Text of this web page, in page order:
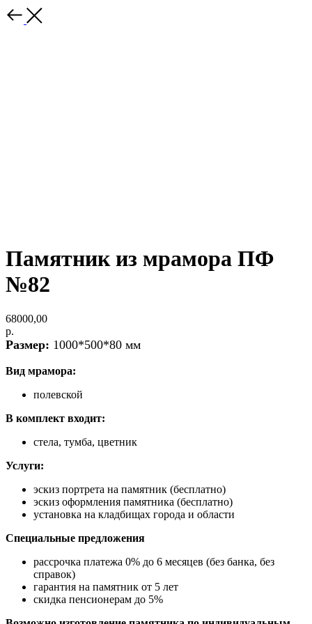
Памятник из мрамора ПФ
№82
68000,00
р.
Размер: 1000*500*80 мм
Вид мрамора:
полевской
В комплект входит:
стела, тумба, цветник
Услуги:
эскиз портрета на памятник (бесплатно)
эскиз оформления памятника (бесплатно)
установка на кладбищах города и области
Специальные предложения
рассрочка платежа 0% до 6 месяцев (без банка, без
справок)
гарантия на памятник от 5 лет
скидка пенсионерам до 5%